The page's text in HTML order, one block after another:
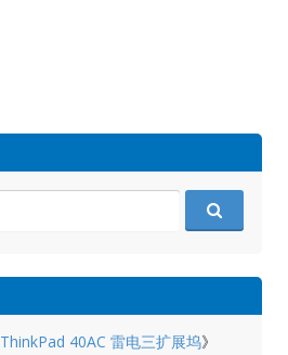
ThinkPad 40AC 雷电三扩展坞》